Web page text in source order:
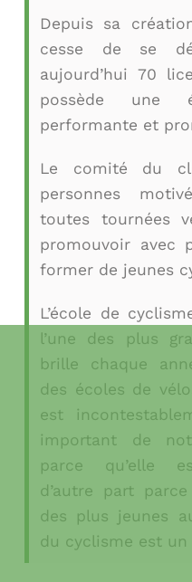
Depuis sa
cesse de se
aujourd’hui 70
possède une
performante et
Le comité du
personnes
toutes tournées
promouvoir avec
former de jeunes
L’école de
l’une des plus
brille chaque
des écoles de
est
important de
parce qu’elle
d’autre part
des plus jeunes
du cyclisme est